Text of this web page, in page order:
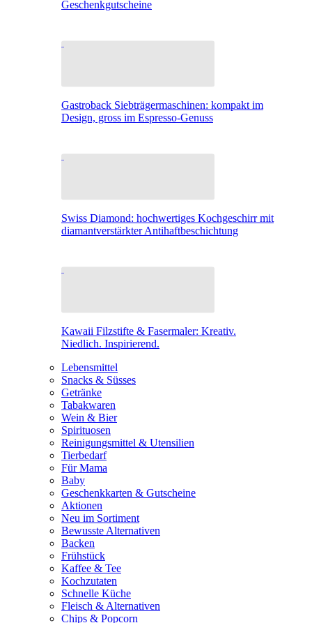
Geschenkgutscheine
Gastroback Siebträgermaschinen: kompakt im
Design, gross im Espresso-Genuss
Swiss Diamond: hochwertiges Kochgeschirr mit
diamantverstärkter Antihaftbeschichtung
Kawaii Filzstifte & Fasermaler: Kreativ.
Niedlich. Inspirierend.
Lebensmittel
Snacks & Süsses
Getränke
Tabakwaren
Wein & Bier
Spirituosen
Reinigungsmittel & Utensilien
Tierbedarf
Für Mama
Baby
Geschenkkarten & Gutscheine
Aktionen
Neu im Sortiment
Bewusste Alternativen
Backen
Frühstück
Kaffee & Tee
Kochzutaten
Schnelle Küche
Fleisch & Alternativen
Chips & Popcorn